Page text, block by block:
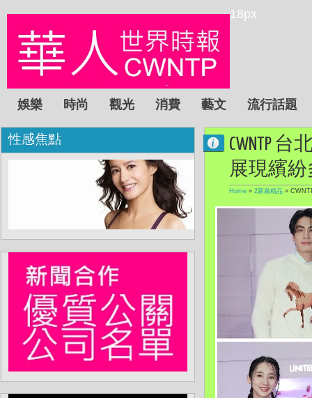
18px
娛樂 時尚 觀光 消費 藝文 流行話題
CWNTP
展現繽
Home » 2新裝精品 »
性感焦點